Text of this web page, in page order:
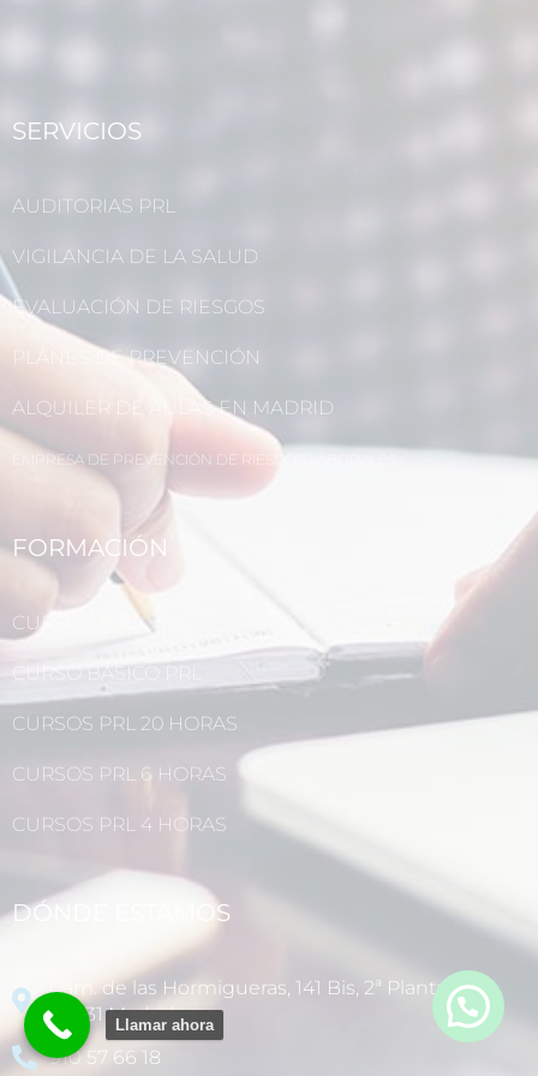
SERVICIOS
AUDITORIAS PRL
VIGILANCIA DE LA SALUD
EVALUACIÓN DE RIESGOS
PLANES DE PREVENCIÓN
ALQUILER DE AULAS EN MADRID
EMPRESA DE PREVENCIÓN DE RIESGOS LABORALES
FORMACIÓN
CURSOS PRL
CURSO BÁSICO PRL
CURSOS PRL 20 HORAS
CURSOS PRL 6 HORAS
CURSOS PRL 4 HORAS
DÓNDE ESTAMOS
Cam. de las Hormigueras, 141 Bis, 2ª Planta
28031 Madrid
910 57 66 18
Llamar ahora